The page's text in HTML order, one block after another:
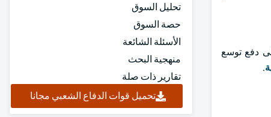
دفع توسع
.
تحليل السوق
حصة السوق
الأسئلة الشائعة
منهجية البحث
تقارير ذات صلة
تحميل قوات الدفاع الشعبي مجانا